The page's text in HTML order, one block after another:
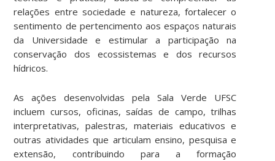
relações entre sociedade e natureza, fortalecer o
sentimento de pertencimento aos espaços naturais
da Universidade e estimular a participação na
conservação dos ecossistemas e dos recursos
hídricos.
As ações desenvolvidas pela Sala Verde UFSC
incluem cursos, oficinas, saídas de campo, trilhas
interpretativas, palestras, materiais educativos e
outras atividades que articulam ensino, pesquisa e
extensão, contribuindo para a formação